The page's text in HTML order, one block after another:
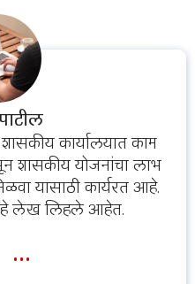
कार्यालयात काम
शासकीय योजनांचा लाभ
यासाठी कार्यरत आहे.
हे लेख लिहले आहेत.
...